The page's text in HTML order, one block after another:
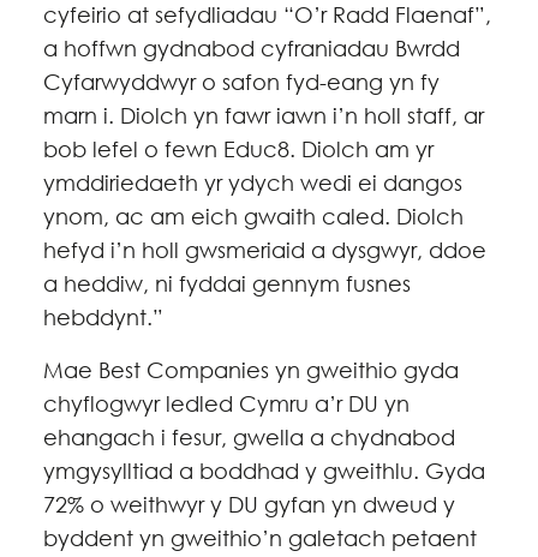
cyfeirio at sefydliadau “O’r Radd Flaenaf”,
a hoffwn gydnabod cyfraniadau Bwrdd
Cyfarwyddwyr o safon fyd-eang yn fy
marn i. Diolch yn fawr iawn i’n holl staff, ar
bob lefel o fewn Educ8. Diolch am yr
ymddiriedaeth yr ydych wedi ei dangos
ynom, ac am eich gwaith caled. Diolch
hefyd i’n holl gwsmeriaid a dysgwyr, ddoe
a heddiw, ni fyddai gennym fusnes
hebddynt.”
Mae Best Companies yn gweithio gyda
chyflogwyr ledled Cymru a’r DU yn
ehangach i fesur, gwella a chydnabod
ymgysylltiad a boddhad y gweithlu. Gyda
72% o weithwyr y DU gyfan yn dweud y
byddent yn gweithio’n galetach petaent